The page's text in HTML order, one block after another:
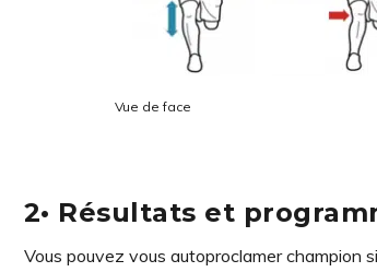
Vue de face
2• Résultats et
Vous pouvez vous autoproclamer champion